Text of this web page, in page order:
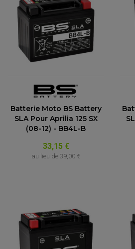
Batterie Moto BS Battery
SLA Pour Aprilia 125 SX
(08-12) - BB4L-B
33,15 €
au lieu de 39,00 €